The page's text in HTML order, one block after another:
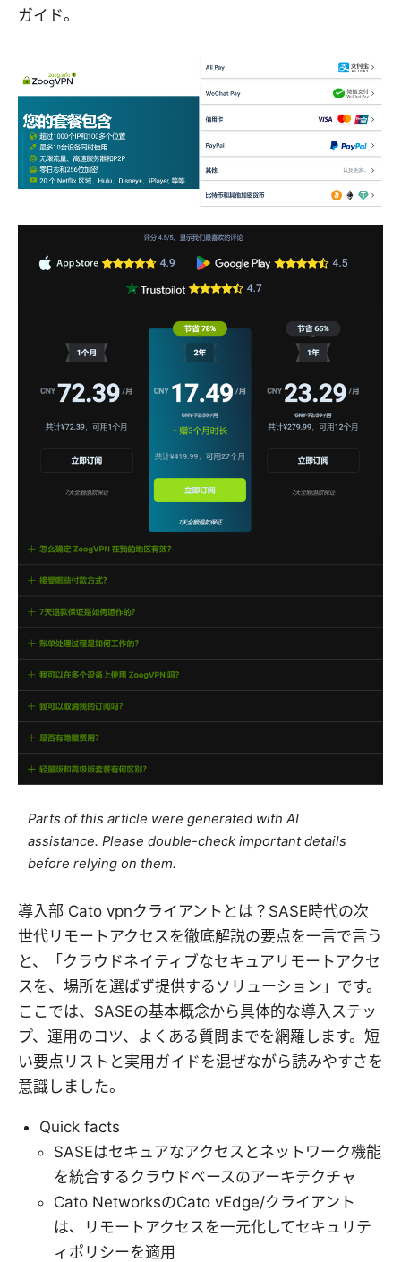
ガイド。
Parts of this article were generated with AI
assistance. Please double-check important details
before relying on them.
導入部 Cato vpnクライアントとは？SASE時代の次
世代リモートアクセスを徹底解説の要点を一言で言う
と、「クラウドネイティブなセキュアリモートアクセ
スを、場所を選ばず提供するソリューション」です。
ここでは、SASEの基本概念から具体的な導入ステッ
プ、運用のコツ、よくある質問までを網羅します。短
い要点リストと実用ガイドを混ぜながら読みやすさを
意識しました。
Quick facts
SASEはセキュアなアクセスとネットワーク機能
を統合するクラウドベースのアーキテクチャ
Cato NetworksのCato vEdge/クライアント
は、リモートアクセスを一元化してセキュリテ
ィポリシーを適用